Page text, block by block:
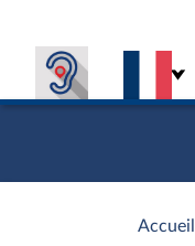
Accueil
d'accueil